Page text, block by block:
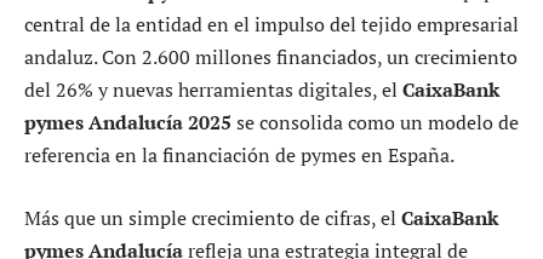
central de la entidad en el impulso del tejido empresarial
andaluz. Con 2.600 millones financiados, un crecimiento
del 26% y nuevas herramientas digitales, el CaixaBank
pymes Andalucía 2025 se consolida como un modelo de
referencia en la financiación de pymes en España.
Más que un simple crecimiento de cifras, el CaixaBank
pymes Andalucíarefleja una estrategia integral de